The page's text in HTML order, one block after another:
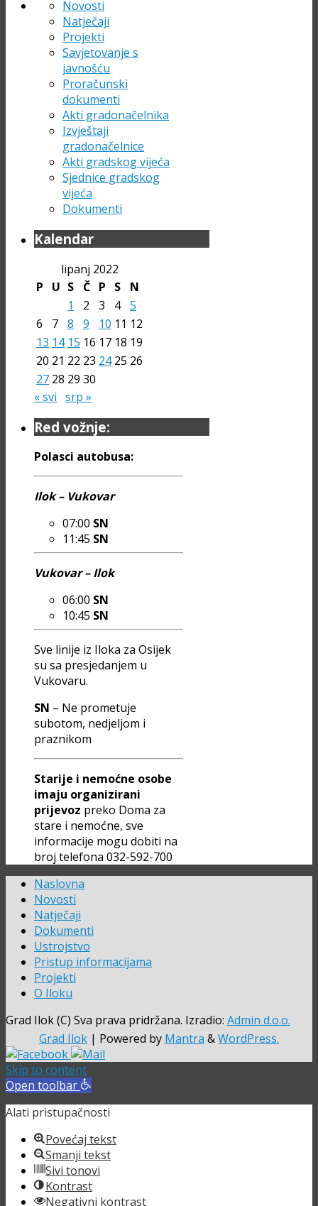
for:
Novosti
Natječaji
Projekti
Savjetovanje s
javnošću
Proračunski
dokumenti
Akti gradonačelnika
Izvještaji
gradonačelnice
Akti gradskog vijeća
Sjednice gradskog
vijeća
Dokumenti
Kalendar
lipanj 2022
P
U S Č P S
N
1
2 3 4 5
6
7 8 9 10 11 12
13 14 15 16 17 18 19
20 21 22 23 24 25 26
27 28 29 30
« svi srp »
Red vožnje:
Polasci autobusa:
Ilok – Vukovar
07:00 SN
11:45 SN
Vukovar – Ilok
06:00 SN
10:45 SN
Sve linije iz Iloka za Osijek
su sa presjedanjem u
Vukovaru.
SN – Ne prometuje
subotom, nedjeljom i
praznikom
Starije i nemoćne osobe
imaju organizirani
prijevoz preko Doma za
stare i nemoćne, sve
informacije mogu dobiti na
broj telefona 032-592-700
Naslovna
Novosti
Natječaji
Dokumenti
Ustrojstvo
Pristup informacijama
Projekti
O Iloku
Grad Ilok (C) Sva prava pridržana. Izradio: Admin d.o.o.
Grad Ilok | Powered by Mantra &WordPress.
Skip to content
Open toolbar
Alati pristupačnosti
Povećaj tekst
Smanji tekst
Sivi tonovi
Kontrast
Negativni kontrast